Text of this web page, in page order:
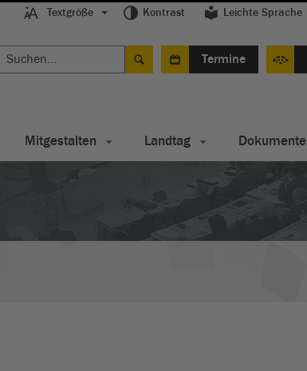
Textgröße Kontrast Leichte Sprache
Termine
Mitgestalten Landtag Dokumente